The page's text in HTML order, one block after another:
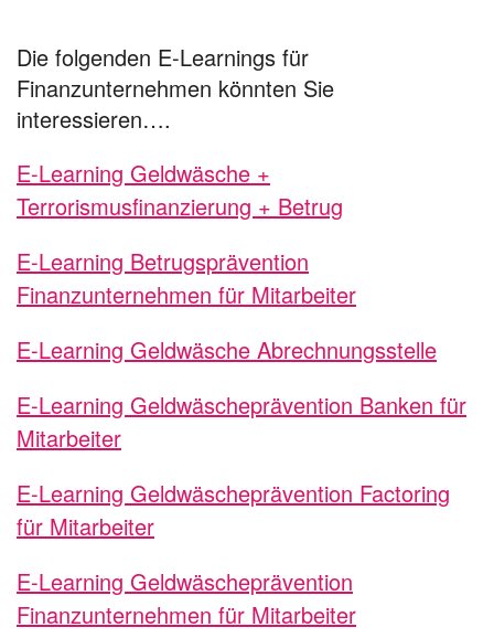
Die folgenden E-Learnings für
Finanzunternehmen könnten Sie
interessieren….
E-Learning Geldwäsche +
Terrorismusfinanzierung + Betrug
E-Learning Betrugsprävention
Finanzunternehmen für Mitarbeiter
E-Learning Geldwäsche Abrechnungsstelle
E-Learning Geldwäscheprävention Banken für
Mitarbeiter
E-Learning Geldwäscheprävention Factoring
für Mitarbeiter
E-Learning Geldwäscheprävention
Finanzunternehmen für Mitarbeiter